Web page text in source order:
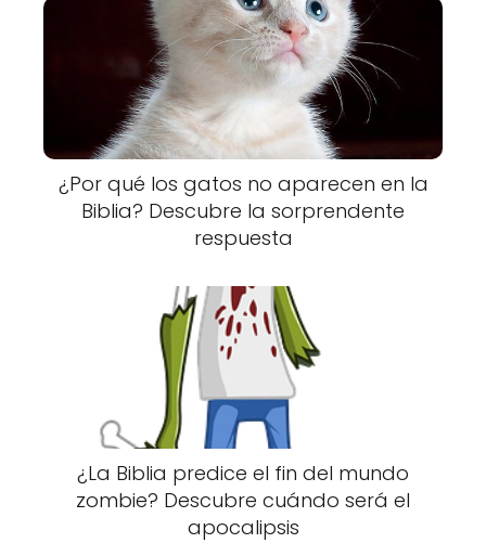
¿Por qué los gatos no aparecen en la
Biblia? Descubre la sorprendente
respuesta
¿La Biblia predice el fin del mundo
zombie? Descubre cuándo será el
apocalipsis